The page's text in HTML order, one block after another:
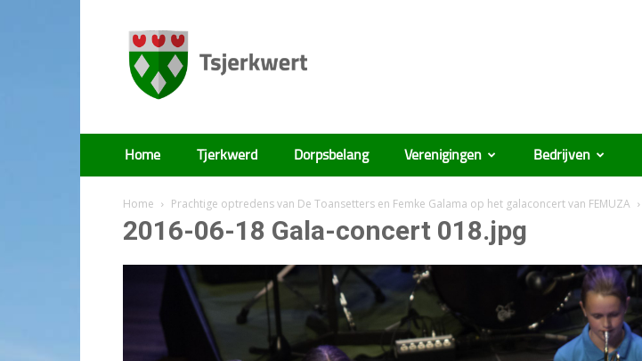
Tsjerkwert
Home Tjerkwerd Dorpsbelang Verenigingen Bedrijven
Home Prachtige optredens van De Toansetters en Femke Galama op het galaconcert van FEMUZA
2016-06-18 Gala-concert 018.jpg